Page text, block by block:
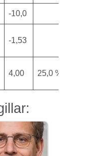
-10,0
-1,53
4,00 25,0 %